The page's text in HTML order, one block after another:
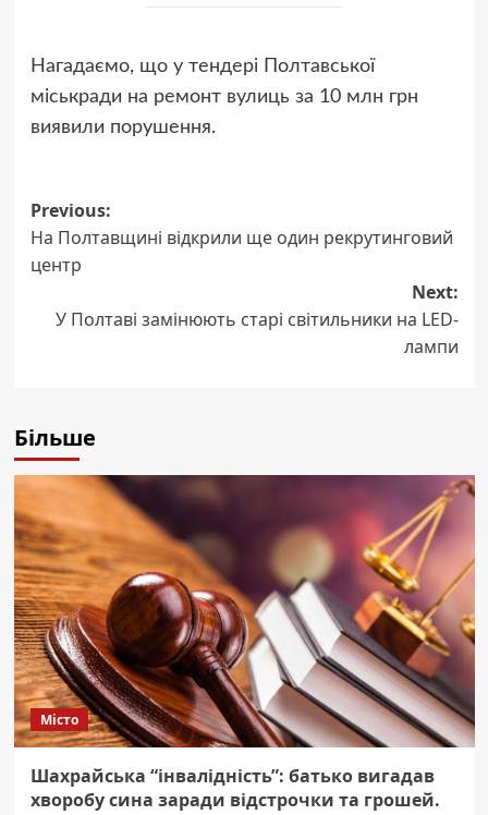
Нагадаємо, що у тендері Полтавської
міськради на ремонт вулиць за 10 млн грн
виявили порушення.
Post
navigation
Previous:
На Полтавщині відкрили ще один рекрутинговий
центр
Next:
У Полтаві замінюють старі світильники на LED-
лампи
Більше
Місто
Шахрайська “інвалідність”: батько вигадав
хворобу сина заради відстрочки та грошей.